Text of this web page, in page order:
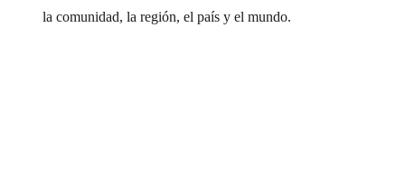
la comunidad, la región, el país y el mundo.